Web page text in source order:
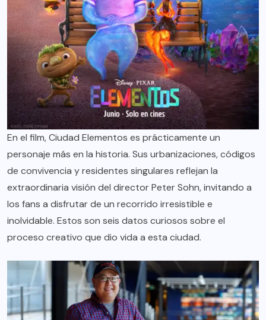
En el film, Ciudad Elementos es prácticamente un
personaje más en la historia. Sus urbanizaciones, códigos
de convivencia y residentes singulares reflejan la
extraordinaria visión del director Peter Sohn, invitando a
los fans a disfrutar de un recorrido irresistible e
inolvidable. Estos son seis datos curiosos sobre el
proceso creativo que dio vida a esta ciudad.